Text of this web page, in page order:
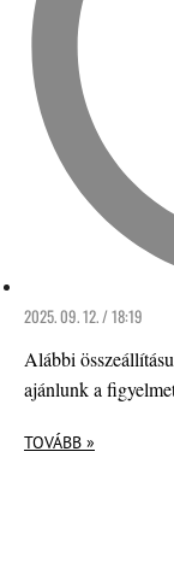
2025. 09. 12. / 18:19
Alábbi
ajánlunk a
TOVÁBB »